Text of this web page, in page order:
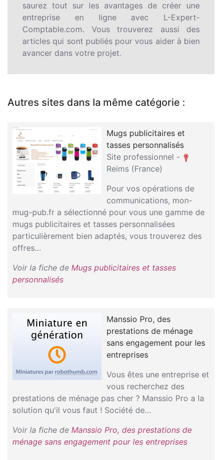
saurez tout sur les avantages de créer une
entreprise en ligne avec L-Expert-
Comptable.com. Vous trouverez aussi des
articles qui sont publiés pour vous aider à bien
avancer dans votre projet.
Autres sites dans la même catégorie :
Mugs publicitaires et
tasses personnalisés
Site professionnel -
Reims (France)
Pour vos opérations de
communications, mon-
mug-pub.fr a sélectionné pour vous une gamme de
mugs publicitaires et tasses personnalisées
particulièrement bien adaptés, vous trouverez des
offres…
Voir la fiche de Mugs publicitaires et tasses
personnalisés
Manssio Pro, des
prestations de ménage
sans engagement pour les
entreprises
Vous êtes une entreprise et
vous recherchez des
prestations de ménage pas cher ? Manssio Pro a la
solution qu'il vous faut ! Société de…
Voir la fiche de Manssio Pro, des prestations de
ménage sans engagement pour les entreprises